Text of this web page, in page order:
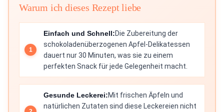
Warum ich dieses Rezept liebe
Einfach und Schnell:Die Zubereitung der
schokoladenüberzogenen Apfel-Delikatessen
dauert nur 30 Minuten, was sie zu einem
perfekten Snack für jede Gelegenheit macht.
Gesunde Leckerei:Mit frischen Äpfeln und
natürlichen Zutaten sind diese Leckereien nicht